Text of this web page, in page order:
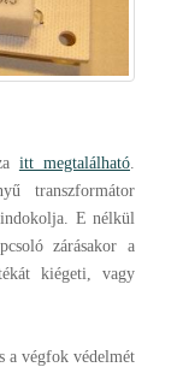
itt megtalálható
transzformátor
indokolja. E nélkül
zárásakor a
kiégeti, vagy
a végfok védelmét